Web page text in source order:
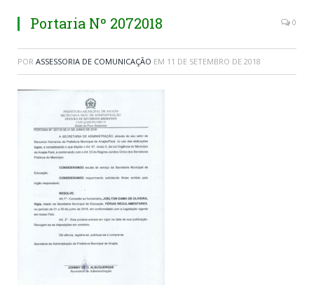
Portaria Nº 2072018 0
POR ASSESSORIA DE COMUNICAÇÃO EM 11 DE SETEMBRO DE 2018